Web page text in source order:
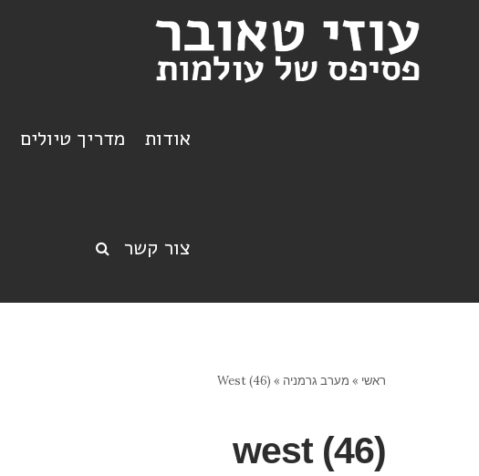
אודות מדריך טיולים
צור קשר
ראשי » מערב גרמניה »
West (46)
west (46)